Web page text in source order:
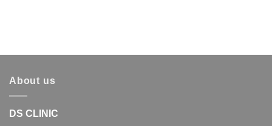
About us
DS CLINIC